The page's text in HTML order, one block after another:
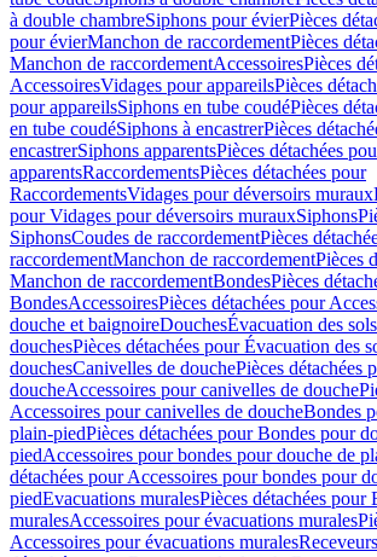
à double chambreSiphons pour évierPièces
pour évierManchon de raccordementPièces
Manchon de raccordementAccessoiresPièces
AccessoiresVidages pour appareilsPièces
pour appareilsSiphons en tube coudéPièces
en tube coudéSiphons à encastrerPièces
encastrerSiphons apparentsPièces détachées
apparentsRaccordementsPièces détachées pour
RaccordementsVidages pour déversoirs muraux
pour Vidages pour déversoirs murauxSiphons
SiphonsCoudes de raccordementPièces
raccordementManchon de raccordementPièces
Manchon de raccordementBondesPièces
BondesAccessoiresPièces détachées pour
douche et baignoireDouchesÉvacuation des
douchesPièces détachées pour Évacuation des
douchesCanivelles de douchePièces détachées
doucheAccessoires pour canivelles de douche
Accessoires pour canivelles de doucheBondes
plain-piedPièces détachées pour Bondes pour
piedAccessoires pour bondes pour douche de
détachées pour Accessoires pour bondes pour
piedEvacuations muralesPièces détachées pour
muralesAccessoires pour évacuations murales
Accessoires pour évacuations murales